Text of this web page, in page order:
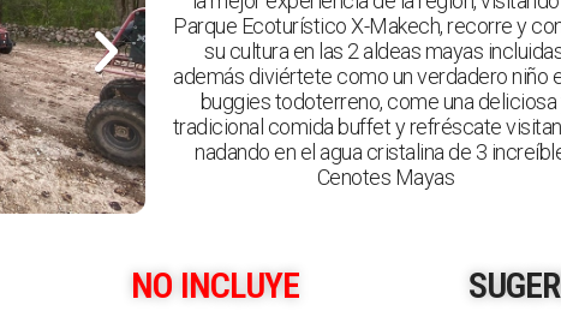
Parque Ecoturístico X-Makech, recorre y
su cultura en las 2 aldeas mayas
además diviértete como un verdadero niño
buggies todoterreno, come una deliciosa
tradicional comida buffet y refréscate
nadando en el agua cristalina de 3
Cenotes Mayas
NO INCLUYE